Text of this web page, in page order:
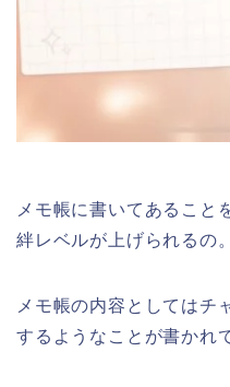
メモ帳に書いてあること
絆レベルが上げられるの。
メモ帳の内容としてはチ
するようなことが書かれ